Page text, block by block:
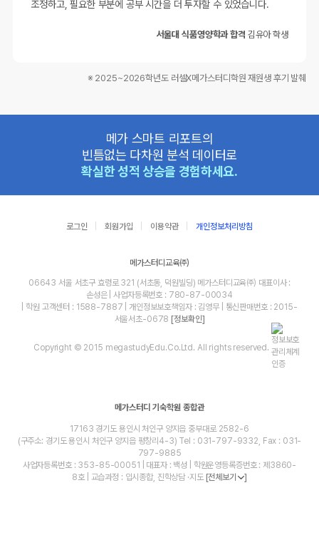
조정하고, 필요한 부분에 공부 시간을 더 투자할 수 있었습니다.
서울대 식품영양학과 합격 김유아 학생
※ 2025~2026학년도 러셀X메가스터디학원 재원생 후기 발췌
메가 스마트 리포트의
빈틈없는 다차원 분석 데이터로
확실한 성적 상승을 경험하세요.
로그인 회원가입 이용약관 개인정보처리방침
메가스터디교육㈜
06643 서울 서초구 효령로 321 (서초동, 덕원빌딩) 메가스터디교육㈜ 대표이사 :
손성은 | 사업자등록번호 : 780-87-00034
| 학원 고객센터 : 1588-7887 | 개인정보보호책임자 : 김영무 | 통신판매번호 : 2015-
서울서초-0678 [정보확인]
Copyright © 2015 megastudyEdu.Co.Ltd. All rights reserved.
메가스터디 기숙학원 종합관
17163 경기도 용인시 처인구 양지읍 중부대로 2582-6
(구주소: 경기도 용인시 처인구 양지읍 평창리4-3) Tel : 031-797-9332, Fax : 031-
797-9885
사업자등록번호 : 353-85-00051 | 대표자 : 백성 | 학원운영등록증번호 : 제3860-
8호 | 교습과정 : 입시종합, 진학상담 ·지도 [전체보기 ]